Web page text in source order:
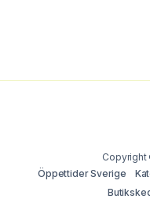
Öppettider Sverige